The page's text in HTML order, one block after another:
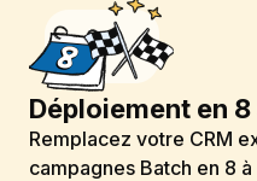
Déploiement en
Remplacez votre CRM
campagnes Batch en 8